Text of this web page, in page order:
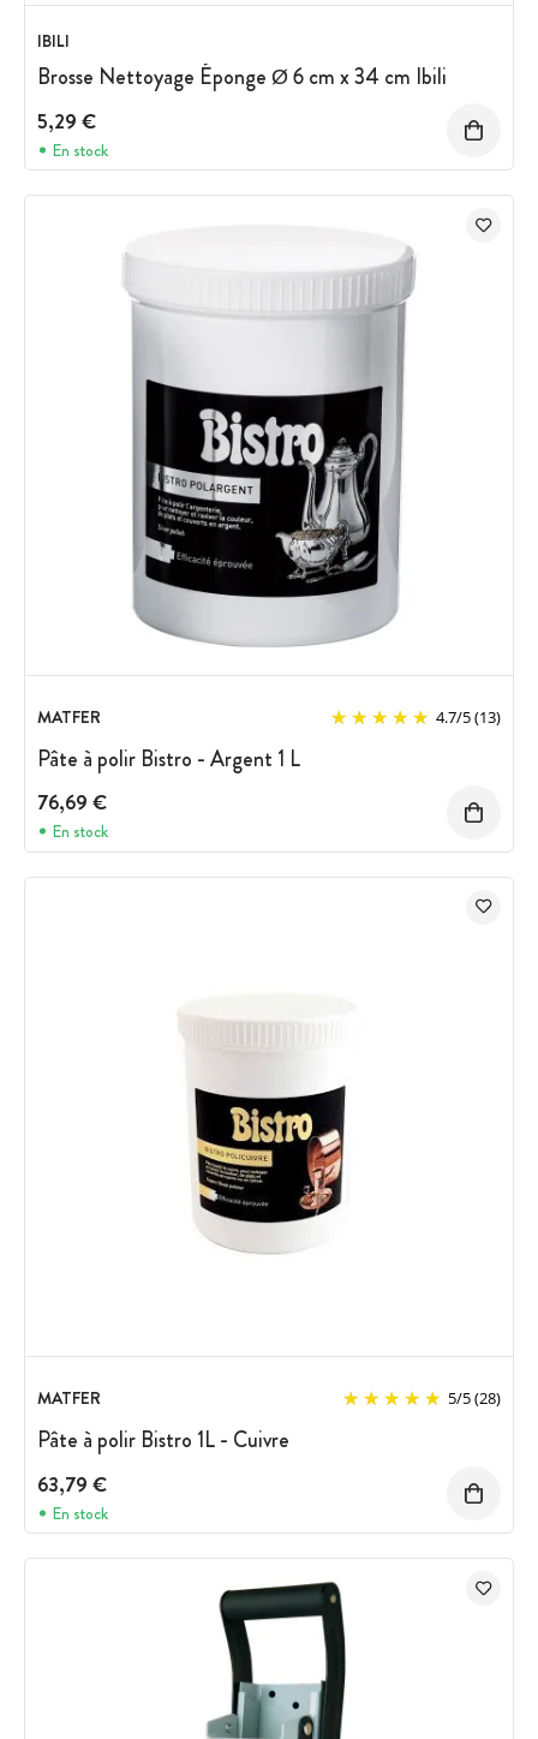
IBILI
Brosse Nettoyage Éponge Ø 6 cm x 34 cm Ibili
5,29 €
En stock
MATFER 4.7/5(13)
Pâte à polir Bistro - Argent 1 L
76,69 €
En stock
MATFER 5/5(28)
Pâte à polir Bistro 1L - Cuivre
63,79 €
En stock